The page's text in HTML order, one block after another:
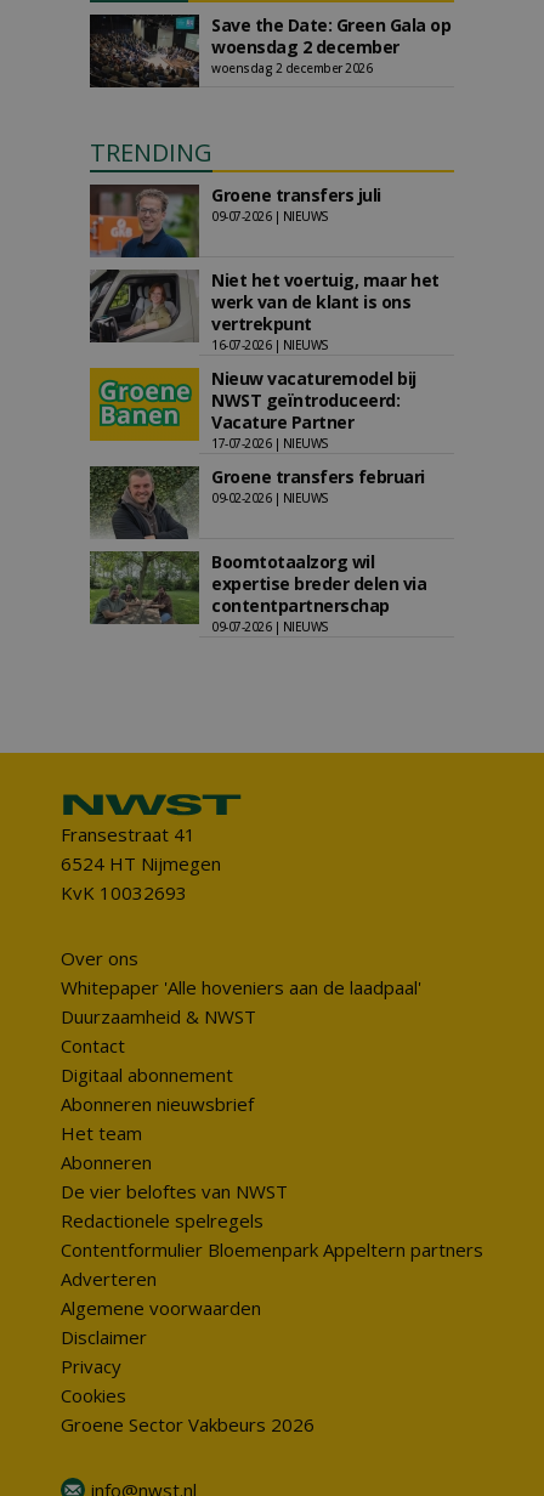
Save the Date: Green Gala op
woensdag 2 december
woensdag 2 december 2026
TRENDING
Groene transfers juli
09-07-2026 | NIEUWS
Niet het voertuig, maar het
werk van de klant is ons
vertrekpunt
16-07-2026 | NIEUWS
Nieuw vacaturemodel bij
NWST geïntroduceerd:
Vacature Partner
17-07-2026 | NIEUWS
Groene transfers februari
09-02-2026 | NIEUWS
Boomtotaalzorg wil
expertise breder delen via
contentpartnerschap
09-07-2026 | NIEUWS
Fransestraat 41
6524 HT Nijmegen
KvK 10032693
Over ons
Whitepaper 'Alle hoveniers aan de laadpaal'
Duurzaamheid & NWST
Contact
Digitaal abonnement
Abonneren nieuwsbrief
Het team
Abonneren
De vier beloftes van NWST
Redactionele spelregels
Contentformulier Bloemenpark Appeltern partners
Adverteren
Algemene voorwaarden
Disclaimer
Privacy
Cookies
Groene Sector Vakbeurs 2026
info@nwst.nl